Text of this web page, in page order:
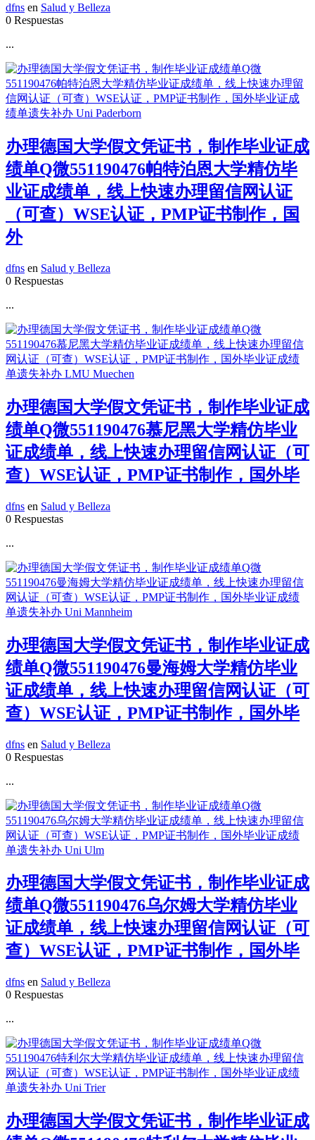
dfns en Salud y Belleza
0 Respuestas
...
办理德国大学假文凭证书，制作毕业证成
绩单Q微551190476帕特泊恩大学精仿毕
业证成绩单，线上快速办理留信网认证
（可查）WSE认证，PMP证书制作，国
外
dfns en Salud y Belleza
0 Respuestas
...
办理德国大学假文凭证书，制作毕业证成
绩单Q微551190476慕尼黑大学精仿毕业
证成绩单，线上快速办理留信网认证（可
查）WSE认证，PMP证书制作，国外毕
dfns en Salud y Belleza
0 Respuestas
...
办理德国大学假文凭证书，制作毕业证成
绩单Q微551190476曼海姆大学精仿毕业
证成绩单，线上快速办理留信网认证（可
查）WSE认证，PMP证书制作，国外毕
dfns en Salud y Belleza
0 Respuestas
...
办理德国大学假文凭证书，制作毕业证成
绩单Q微551190476乌尔姆大学精仿毕业
证成绩单，线上快速办理留信网认证（可
查）WSE认证，PMP证书制作，国外毕
dfns en Salud y Belleza
0 Respuestas
...
办理德国大学假文凭证书，制作毕业证成